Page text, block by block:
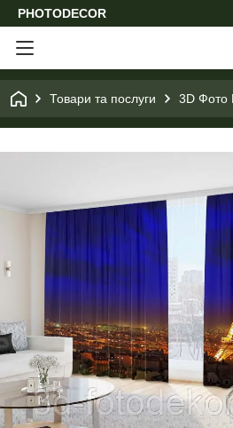
PHOTODECOR
Товари та послуги 3D Фото